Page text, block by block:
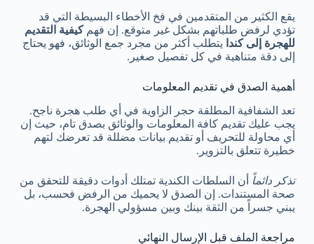
يقع الكثير من المتقدمين في فخ الأخطاء البسيطة التي قد
تؤدي لرفض طلباتهم بشكل غير متوقع. إن فهمكيفية التقديم
للهجرة إلى كندا يتطلب أكثر من مجرد جمع الوثائق، فهو يحتاج
إلى دقة متناهية في كل تفصيل صغير.
أهمية الصدق في تقديم المعلومات
تعد الشفافية المطلقة حجر الزاوية في أي طلب هجرة ناجح.
يجب عليك تقديم كافة المعلومات والوثائق بصدق تام، حيث إن
أي محاولة للتحريف أو تقديم بيانات مضللة قد تعرضك لتهم
خطيرة تتعلق بالتزوير.
تذكر دائماً
أن السلطات الكندية تمتلك أدوات دقيقة للتحقق من
صحة المستندات. إن الصدق لا يحميك من الرفض فحسب، بل
يبني جسراً من الثقة بينك وبين مسؤولي الهجرة.
مراجعة الملف قبل الإرسال النهائي